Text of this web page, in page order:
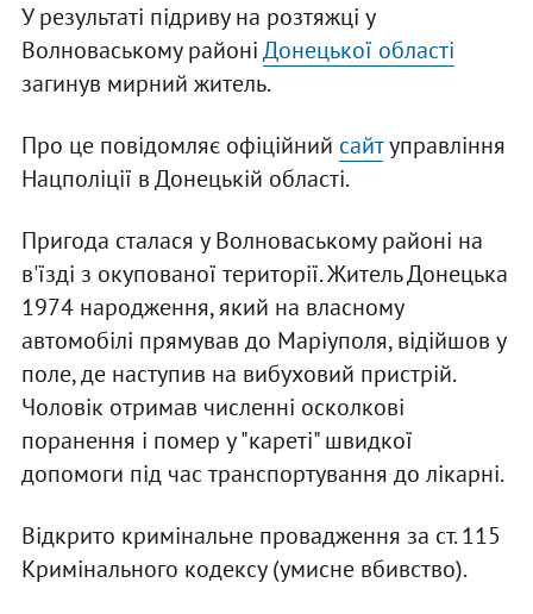
У результаті підриву на розтяжці у
Волноваському районіДонецької області
загинув мирний житель.
Про це повідомляє офіційний сайтуправління
Нацполіції в Донецькій області.
Пригода сталася у Волноваському районі на
в'їзді з окупованої території. Житель Донецька
1974 народження, який на власному
автомобілі прямував до Маріуполя, відійшов у
поле, де наступив на вибуховий пристрій.
Чоловік отримав численні осколкові
поранення і помер у "кареті" швидкої
допомоги під час транспортування до лікарні.
Відкрито кримінальне провадження за ст. 115
Кримінального кодексу (умисне вбивство).